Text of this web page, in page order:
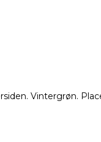
Vintergrøn.